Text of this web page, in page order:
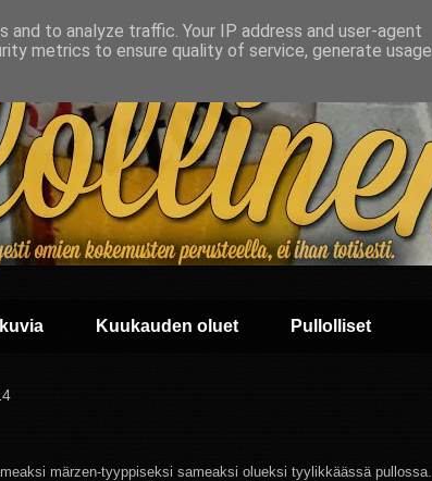
Kuukauden oluet Pullolliset
märzen-tyyppiseksi sameaksi olueksi tyylikkäässä pullossa.
to analyze traffic. Your IP address and user-agent
metrics to ensure quality of service, generate usage